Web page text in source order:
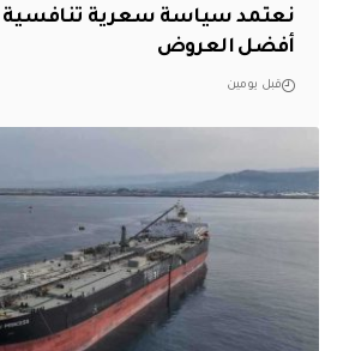
نعتمد سياسة سعرية تنافسية
أفضل العروض
قبل يومين